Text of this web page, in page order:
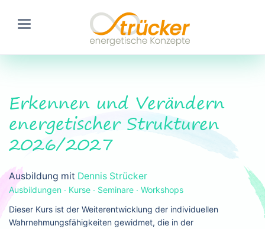
Erkennen und Verändern
energetischer Strukturen
2026/2027
Ausbildung mit Dennis Strücker
Ausbildungen ∙ Kurse ∙ Seminare ∙ Workshops
Dieser Kurs ist der Weiterentwicklung der individuellen
Wahrnehmungsfähigkeiten gewidmet, die in der